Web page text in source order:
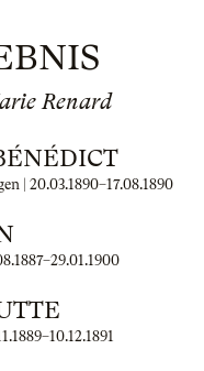
Renard
| 20.03.1890–17.08.1890
–29.01.1900
–10.12.1891